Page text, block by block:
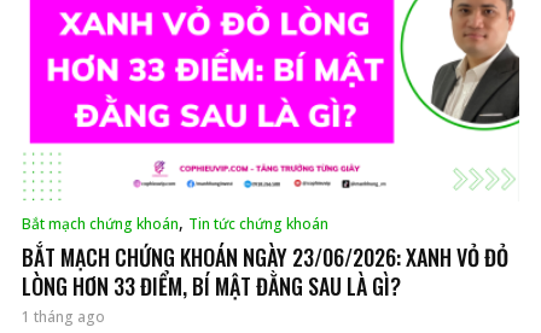
Bắt mạch chứng khoán, Tin tức chứng khoán
BẮT MẠCH CHỨNG KHOÁN NGÀY 23/06/2026: XANH VỎ ĐỎ
LÒNG HƠN 33 ĐIỂM, BÍ MẬT ĐẰNG SAU LÀ GÌ?
1 tháng ago